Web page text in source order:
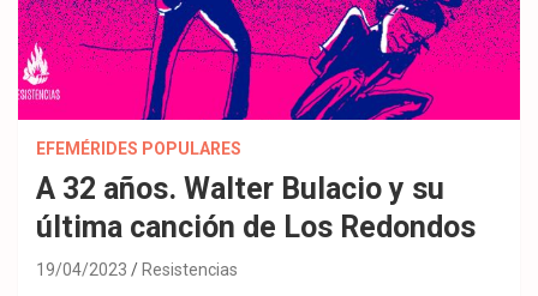
EFEMÉRIDES POPULARES
A 32 años. Walter Bulacio y su
última canción de Los Redondos
19/04/2023 Resistencias